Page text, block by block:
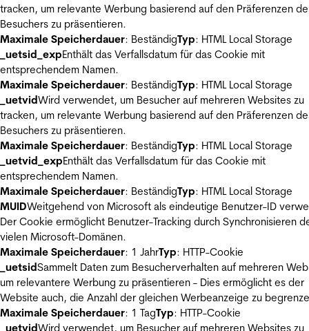
tracken, um relevante Werbung basierend auf den Präferenzen
Besuchers zu präsentieren.
Maximale Speicherdauer: BeständigTyp: HTML Local Storage
_uetsid_expEnthält das Verfallsdatum für das Cookie mit
entsprechendem Namen.
Maximale Speicherdauer: BeständigTyp: HTML Local Storage
_uetvidWird verwendet, um Besucher auf mehreren Websites zu
tracken, um relevante Werbung basierend auf den Präferenzen
Besuchers zu präsentieren.
Maximale Speicherdauer: BeständigTyp: HTML Local Storage
_uetvid_expEnthält das Verfallsdatum für das Cookie mit
entsprechendem Namen.
Maximale Speicherdauer: BeständigTyp: HTML Local Storage
MUIDWeitgehend von Microsoft als eindeutige Benutzer-ID
Der Cookie ermöglicht Benutzer-Tracking durch Synchronisieren
vielen Microsoft-Domänen.
Maximale Speicherdauer: 1 JahrTyp: HTTP-Cookie
_uetsidSammelt Daten zum Besucherverhalten auf mehreren
um relevantere Werbung zu präsentieren - Dies ermöglicht es der
Website auch, die Anzahl der gleichen Werbeanzeige zu
Maximale Speicherdauer: 1 TagTyp: HTTP-Cookie
_uetvidWird verwendet, um Besucher auf mehreren Websites zu